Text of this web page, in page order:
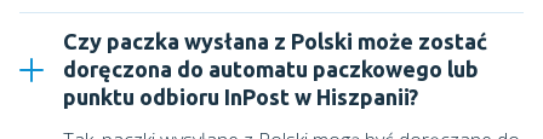
Czy paczka wysłana z Polski może zostać
doręczona do automatu paczkowego lub
punktu odbioru InPost w Hiszpanii?